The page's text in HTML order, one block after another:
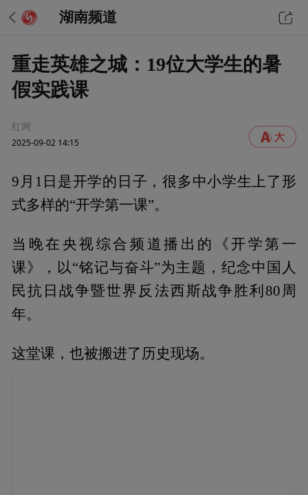
湖南频道
重走英雄之城：19位大学生的暑
假实践课
红网
2025-09-02 14:15
9月1日是开学的日子，很多中小学生上了形
式多样的“开学第一课”。
当晚在央视综合频道播出的《开学第一
课》，以“铭记与奋斗”为主题，纪念中国人
民抗日战争暨世界反法西斯战争胜利80周
年。
这堂课，也被搬进了历史现场。